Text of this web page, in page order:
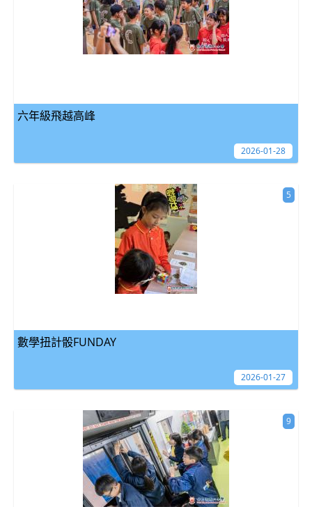
六年級飛越高峰
2026-01-28
數學扭計骰FUNDAY
5
2026-01-27
9